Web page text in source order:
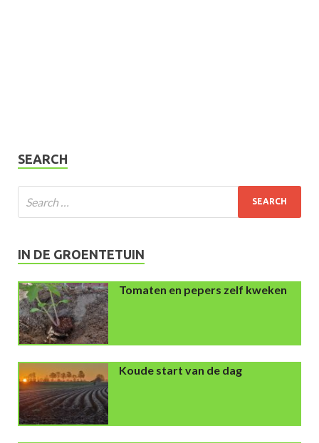
SEARCH
IN DE GROENTETUIN
Tomaten en pepers zelf kweken
Koude start van de dag